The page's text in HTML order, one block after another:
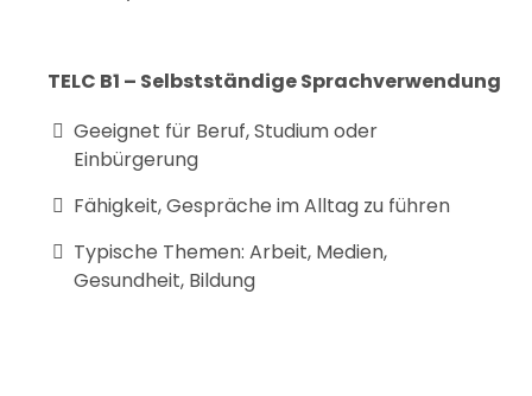
TELC B1 – Selbstständige Sprachverwendung
Geeignet für Beruf, Studium oder
Einbürgerung
Fähigkeit, Gespräche im Alltag zu führen
Typische Themen: Arbeit, Medien,
Gesundheit, Bildung